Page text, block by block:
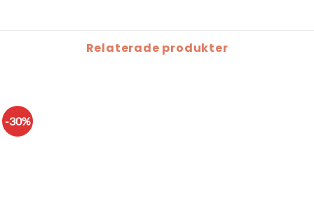
Relaterade produkter
-30%